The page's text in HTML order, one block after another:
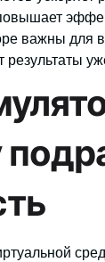
важны для
результаты